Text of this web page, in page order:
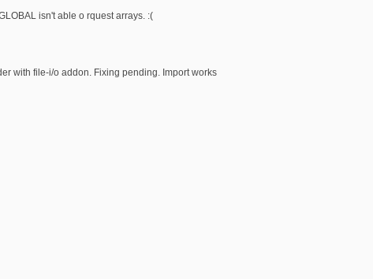
isn't able o rquest arrays. :(
with file-i/o addon. Fixing pending. Import works